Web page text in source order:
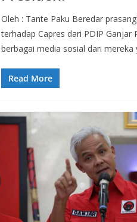
Oleh : Tante Paku Beredar
terhadap Capres dari PDIP Ganjar
berbagai media sosial dari mereka
Read More